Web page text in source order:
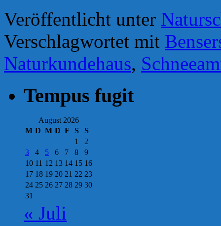
Veröffentlicht unter
Verschlagwortet mit
Naturkundehaus,
Tempus fugit
August 2026
M D M D F S
S
1
2
3
4 5 6 7 8
9
10 11 12 13 14 15 16
17 18 19 20 21 22 23
24 25 26 27 28 29 30
31
« Juli